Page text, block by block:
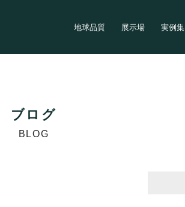
地球品質 展示場 実例集
ブログ
BLOG